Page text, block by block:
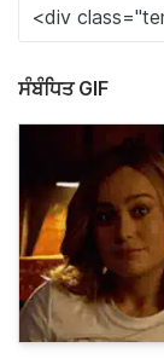
ਸੰਬੰਧਿਤ GIF